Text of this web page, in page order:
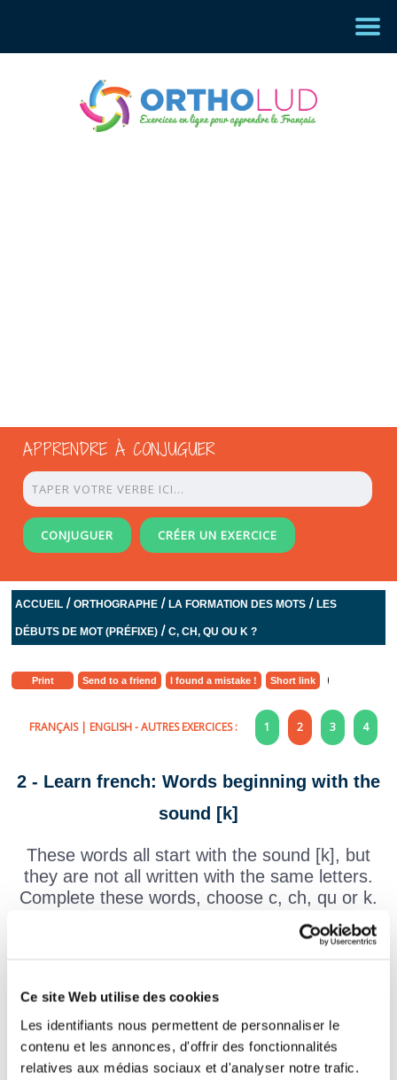
Ce site Web utilise des cookies
Les identifiants nous permettent de personnaliser le
contenu et les annonces, d'offrir des fonctionnalités
relatives aux médias sociaux et d'analyser notre trafic.
APPRENDRE À CONJUGUER
CONJUGUER CRÉER UN EXERCICE
ACCUEIL /ORTHOGRAPHE /LA FORMATION DES MOTS /LES
DÉBUTS DE MOT (PRÉFIXE) /C, CH, QU OU K ?
Print Send to a friend I found a mistake ! Short link
FRANÇAIS| ENGLISH- AUTRES EXERCICES : 1 2 3 4
2 - Learn french: Words beginning with the
sound [k]
These words all start with the sound [k], but
they are not all written with the same letters.
Complete these words, choose c, ch, qu or k.
une ermesse
une arotte
un artier